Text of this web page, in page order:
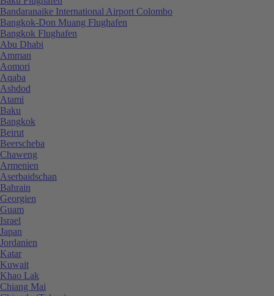
Bandaranaike International Airport Colombo
Bangkok-Don Muang Flughafen
Bangkok Flughafen
Abu Dhabi
Amman
Aomori
Aqaba
Ashdod
Atami
Baku
Bangkok
Beirut
Beerscheba
Chaweng
Armenien
Aserbaidschan
Bahrain
Georgien
Guam
Israel
Japan
Jordanien
Katar
Kuwait
Khao Lak
Chiang Mai